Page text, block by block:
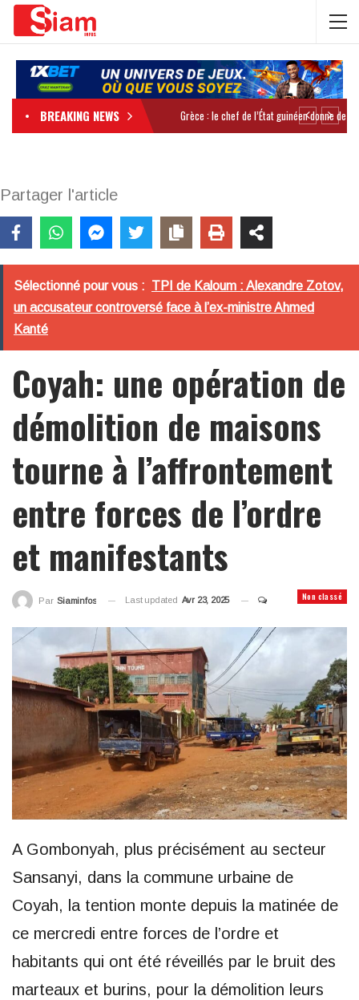
BREAKING NEWS
Partager l'article
Sélectionné pour vous : TPI de Kaloum : Alexandre Zotov,
un accusateur controversé face à l’ex-ministre Ahmed
Kanté
Coyah: une opération de
démolition de maisons
tourne à l’affrontement
entre forces de l’ordre
et manifestants
Non classé
Par Siaminfos Last updated Avr 23, 2025
A Gombonyah, plus précisément au secteur
Sansanyi, dans la commune urbaine de
Coyah, la tention monte depuis la matinée de
ce mercredi entre forces de l’ordre et
habitants qui ont été réveillés par le bruit des
marteaux et burins, pour la démolition leurs